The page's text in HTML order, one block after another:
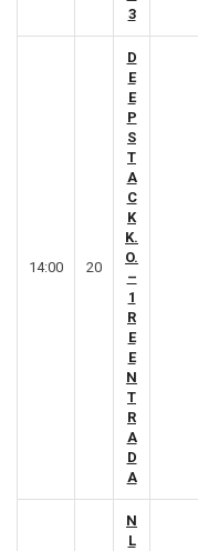
3
14:00 20
D
E
E
P
S
T
A
C
K
K.
O.
–
1
R
E
E
N
T
R
A
D
A
N
L